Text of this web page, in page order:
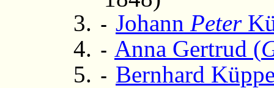
- Johann Peter
- Anna Gertrud (
- Bernhard